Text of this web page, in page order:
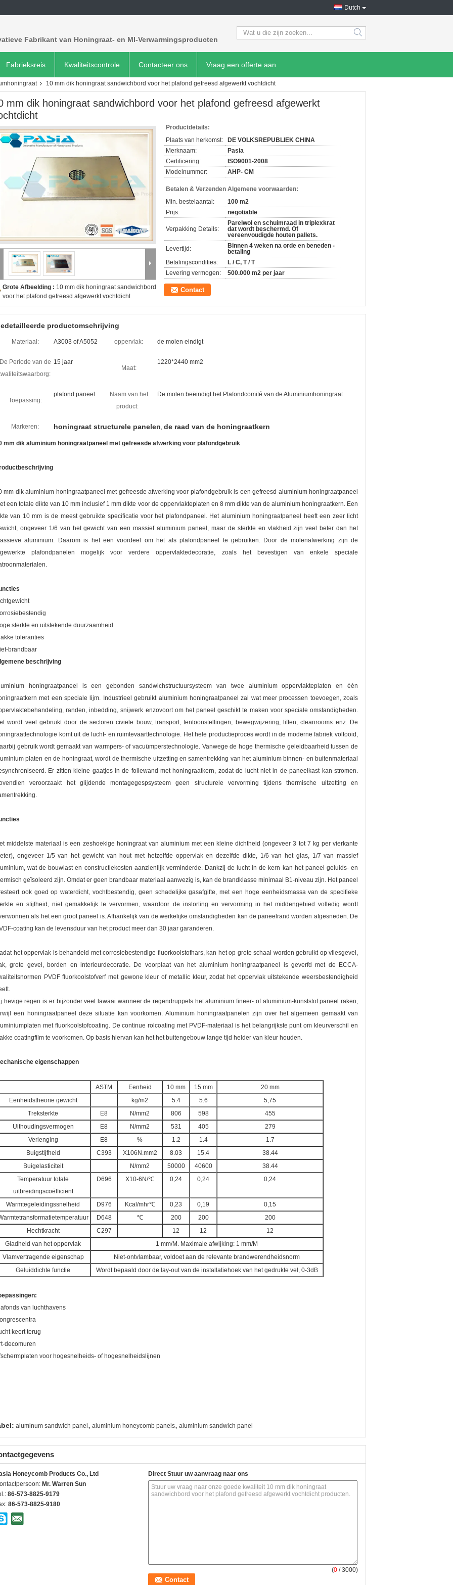
Dutch
Fabrikant van Honingraat- en MI-Verwarmingsproducten search
Fabrieksreis Kwaliteitscontrole Contacteer ons Vraag een offerte aan
10 mm dik honingraat sandwichbord voor het plafond gefreesd afgewerkt vochtdicht
mm dik honingraat sandwichbord voor het plafond gefreesd afgewerkt
Grote Afbeelding : 10 mm dik honingraat sandwichbord
voor het plafond gefreesd afgewerkt vochtdicht
Productdetails:
Plaats van herkomst:
DE VOLKSREPUBLIEK CHINA
Merknaam:
Pasia
Certificering:
ISO9001-2008
Modelnummer:
AHP- CM
Betalen & Verzenden Algemene voorwaarden:
Min. bestelaantal:
100 m2
Prijs:
negotiable
Verpakking Details:
Parelwol en schuimraad in triplexkrat
dat wordt beschermd. Of
vereenvoudigde houten pallets.
Levertijd:
Binnen 4 weken na orde en beneden -
betaling
Betalingscondities:
L / C, T / T
Levering vermogen:
500.000 m2 per jaar
Contact
productomschrijving
Materiaal: A3003 of A5052 oppervlak: de molen eindigt
De Periode van de 15 jaar
Maat:
1220*2440 mm2
Toepassing:
plafond paneel
Naam van het
product:
De molen beëindigt het Plafondcomité van de Aluminiumhoningraat
Markeren: honingraat structurele panelen, de raad van de honingraatkern
mm dik aluminium honingraatpaneel met gefreesde afwerking voor plafondgebruik
mm dik aluminium honingraatpaneel met gefreesde afwerking voor plafondgebruik is een gefreesd aluminium honingraatpaneel
een totale dikte van 10 mm inclusief 1 mm dikte voor de oppervlakteplaten en 8 mm dikte van de aluminium honingraatkern. Een
van 10 mm is de meest gebruikte specificatie voor het plafondpaneel. Het aluminium honingraatpaneel heeft een zeer licht
ongeveer 1/6 van het gewicht van een massief aluminium paneel, maar de sterkte en vlakheid zijn veel beter dan het
aluminium. Daarom is het een voordeel om het als plafondpaneel te gebruiken. Door de molenafwerking zijn de
plafondpanelen mogelijk voor verdere oppervlaktedecoratie, zoals het bevestigen van enkele speciale
sterkte en uitstekende duurzaamheid
toleranties
brandbaar
beschrijving
honingraatpaneel is een gebonden sandwichstructuursysteem van twee aluminium oppervlakteplaten en één
met een speciale lijm. Industrieel gebruikt aluminium honingraatpaneel zal wat meer processen toevoegen, zoals
randen, inbedding, snijwerk enzovoort om het paneel geschikt te maken voor speciale omstandigheden.
wordt veel gebruikt door de sectoren civiele bouw, transport, tentoonstellingen, bewegwijzering, liften, cleanrooms enz. De
komt uit de lucht- en ruimtevaarttechnologie. Het hele productieproces wordt in de moderne fabriek voltooid,
gebruik wordt gemaakt van warmpers- of vacuümperstechnologie. Vanwege de hoge thermische geleidbaarheid tussen de
platen en de honingraat, wordt de thermische uitzetting en samentrekking van het aluminium binnen- en buitenmateriaal
Er zitten kleine gaatjes in de foliewand met honingraatkern, zodat de lucht niet in de paneelkast kan stromen.
veroorzaakt het glijdende montagegespsysteem geen structurele vervorming tijdens thermische uitzetting en
middelste materiaal is een zeshoekige honingraat van aluminium met een kleine dichtheid (ongeveer 3 tot 7 kg per vierkante
ongeveer 1/5 van het gewicht van hout met hetzelfde oppervlak en dezelfde dikte, 1/6 van het glas, 1/7 van massief
wat de bouwlast en constructiekosten aanzienlijk verminderde. Dankzij de lucht in de kern kan het paneel geluids- en
geïsoleerd zijn. Omdat er geen brandbaar materiaal aanwezig is, kan de brandklasse minimaal B1-niveau zijn. Het paneel
ook goed op waterdicht, vochtbestendig, geen schadelijke gasafgifte, met een hoge eenheidsmassa van de specifieke
en stijfheid, niet gemakkelijk te vervormen, waardoor de instorting en vervorming in het middengebied volledig wordt
als het een groot paneel is. Afhankelijk van de werkelijke omstandigheden kan de paneelrand worden afgesneden. De
coating kan de levensduur van het product meer dan 30 jaar garanderen.
het oppervlak is behandeld met corrosiebestendige fluorkoolstofhars, kan het op grote schaal worden gebruikt op vliesgevel,
grote gevel, borden en interieurdecoratie. De voorplaat van het aluminium honingraatpaneel is geverfd met de ECCA-
PVDF fluorkoolstofverf met gewone kleur of metallic kleur, zodat het oppervlak uitstekende weersbestendigheid
hevige regen is er bijzonder veel lawaai wanneer de regendruppels het aluminium fineer- of aluminium-kunststof paneel raken,
een honingraatpaneel deze situatie kan voorkomen. Aluminium honingraatpanelen zijn over het algemeen gemaakt van
met fluorkoolstofcoating. De continue rolcoating met PVDF-materiaal is het belangrijkste punt om kleurverschil en
coatingfilm te voorkomen. Op basis hiervan kan het het buitengebouw lange tijd helder van kleur houden.
eigenschappen
ASTM Eenheid 10 mm 15 mm
20 mm
Eenheidstheorie gewicht
kg/m2 5.4 5.6
5,75
Treksterkte
E8 N/mm2 806 598
455
Uithoudingsvermogen
E8 N/mm2 531 405
279
Verlenging
E8 % 1.2 1.4
1.7
Buigstijfheid
C393 X106N.mm2 8.03 15.4
38.44
Buigelasticiteit
N/mm2 50000 40600
38.44
Temperatuur totale
uitbreidingscoëfficiënt
D696 X10-6N/℃ 0,24 0,24 0,24
Warmtegeleidingssnelheid D976 Kcal/mhr℃ 0,23 0,19
0,15
D648 ℃ 200 200
200
Hechtkracht
C297 12 12
12
Gladheid van het oppervlak
1 mm/M. Maximale afwijking: 1 mm/M
Vlamvertragende eigenschap
Niet-ontvlambaar, voldoet aan de relevante brandwerendheidsnorm
Geluiddichte functie
Wordt bepaald door de lay-out van de installatiehoek van het gedrukte vel, 0-3dB
van luchthavens
keert terug
decomuren
voor hogesnelheids- of hogesnelheidslijnen
aluminum sandwich panel , aluminium honeycomb panels, aluminium sandwich panel
Honeycomb Products Co., Ltd
Mr. Warren Sun
86-573-8825-9179
86-573-8825-9180
Direct Stuur uw aanvraag naar ons
(0 / 3000)